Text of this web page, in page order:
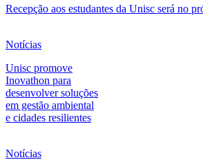
Recepção aos estudantes da Unisc será no
Notícias
Unisc promove
Inovathon para
desenvolver soluções
em gestão ambiental
e cidades resilientes
Notícias